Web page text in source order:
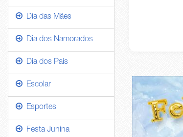
Dia das Mães
Dia dos Namorados
Dia dos Pais
Escolar
Esportes
Festa Junina